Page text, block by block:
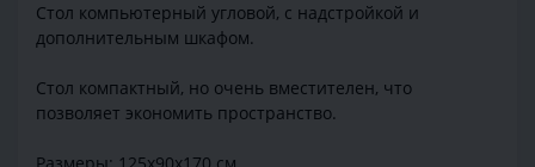
Стол компьютерный угловой, с надстройкой и
дополнительным шкафом.
Стол компактный, но очень вместителен, что
позволяет экономить пространство.